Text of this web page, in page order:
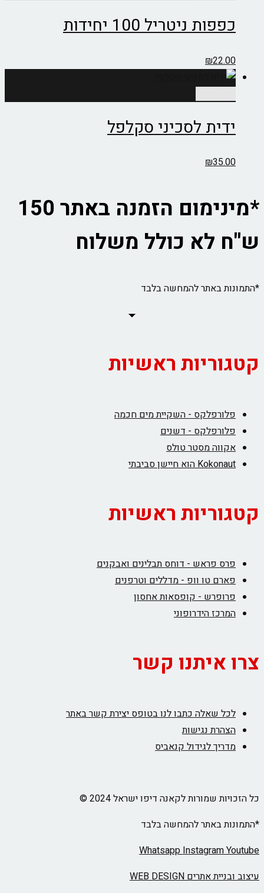
כפפות ניטריל 100 יחידות
₪22.00
ידית לסכיני סקלפל
₪35.00
*מינימום הזמנה באתר 150
ש"ח לא כולל משלוח
*התמונות באתר להמחשה בלבד
קטגוריות ראשיות
פלורפלקס - השקיית מים חכמה
פלורפלקס - דשנים
אקווה מסטר טולס
Kokonaut הוא חיישן סביבתי
קטגוריות ראשיות
פרס פראש - דוחס תבלינים ואבקנים
פארם טו וופ - מדללים וטרפנים
פרופרש - קופסאות אחסון
המרכז הידרופוני
צרו איתנו קשר
לכל שאלה כתבו לנו בטופס יצירת קשר באתר
הצהרת נגישות
מדריך לגידול קנאביס
כל הזכויות שמורות לקאנה דיפו ישראל 2024 ©
*התמונות באתר להמחשה בלבד
Whatsapp InstagramYoutube
עיצוב ובניית אתרים WEB DESIGN